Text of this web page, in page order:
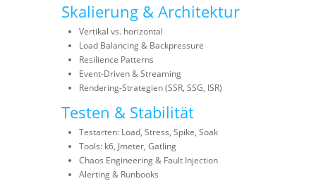
Skalierung & Architektur
Vertikal vs. horizontal
Load Balancing & Backpressure
Resilience Patterns
Event-Driven & Streaming
Rendering-Strategien (SSR, SSG, ISR)
Testen & Stabilität
Testarten: Load, Stress, Spike, Soak
Tools: k6, Jmeter, Gatling
Chaos Engineering & Fault Injection
Alerting & Runbooks